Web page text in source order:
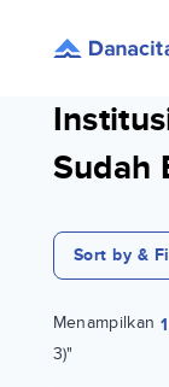
Sudah
Sort by &
Menampilkan 1
3)"